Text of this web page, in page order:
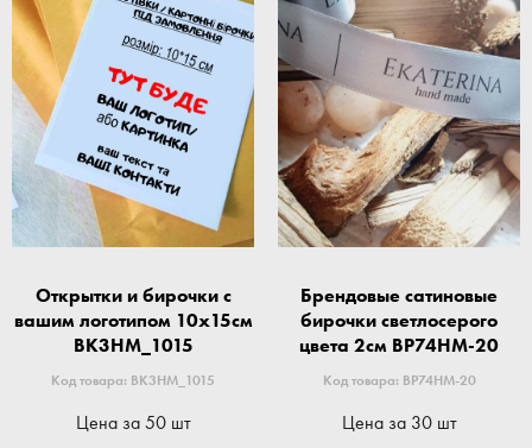
Открытки и бирочки с
вашим логотипом 10x15см
BK3HM_1015
Код товара: BK3HM_1015
Цена за 50 шт
Брендовые сатиновые
бирочки светлосерого
цвета 2см BP74HM-20
Код товара: BP74HM-20
Цена за 30 шт